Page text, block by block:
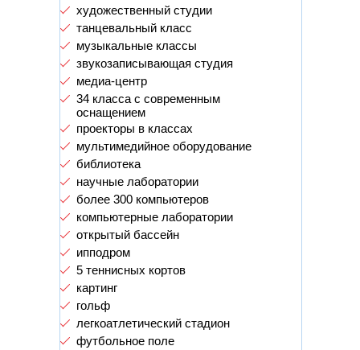
художественный студии
танцевальный класс
музыкальные классы
звукозаписывающая студия
медиа-центр
34 класса с современным
оснащением
проекторы в классах
мультимедийное оборудование
библиотека
научные лаборатории
более 300 компьютеров
компьютерные лаборатории
открытый бассейн
ипподром
5 теннисных кортов
картинг
гольф
легкоатлетический стадион
футбольное поле